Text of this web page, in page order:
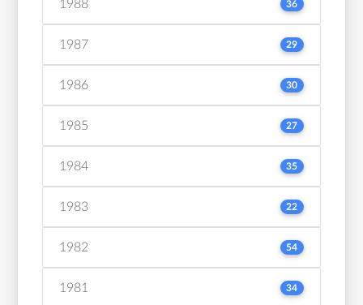
1988 36
1987 29
1986 30
1985 27
1984 35
1983 22
1982 54
1981 34